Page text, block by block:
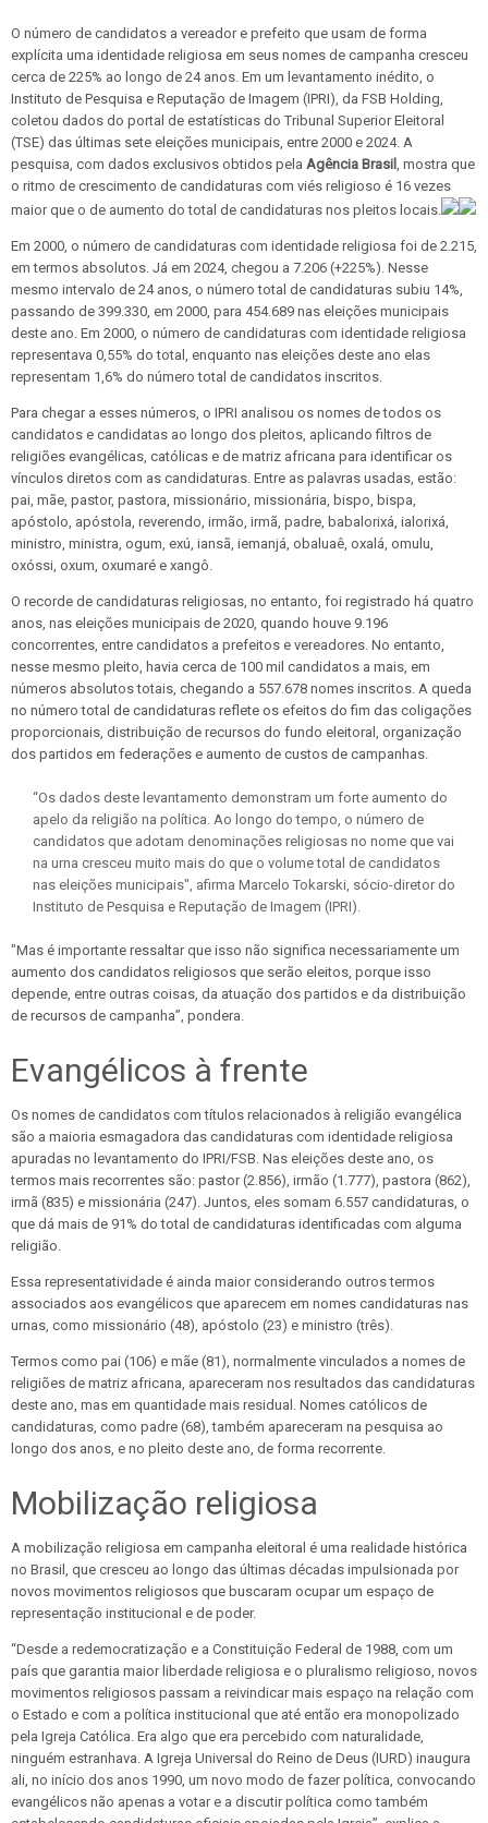
O número de candidatos a vereador e prefeito que usam de forma
explícita uma identidade religiosa em seus nomes de campanha cresceu
cerca de 225% ao longo de 24 anos. Em um levantamento inédito, o
Instituto de Pesquisa e Reputação de Imagem (IPRI), da FSB Holding,
coletou dados do portal de estatísticas do Tribunal Superior Eleitoral
(TSE) das últimas sete eleições municipais, entre 2000 e 2024. A
pesquisa, com dados exclusivos obtidos pela Agência Brasil , mostra que
o ritmo de crescimento de candidaturas com viés religioso é 16 vezes
maior que o de aumento do total de candidaturas nos pleitos locais.
Em 2000, o número de candidaturas com identidade religiosa foi de 2.215,
em termos absolutos. Já em 2024, chegou a 7.206 (+225%). Nesse
mesmo intervalo de 24 anos, o número total de candidaturas subiu 14%,
passando de 399.330, em 2000, para 454.689 nas eleições municipais
deste ano. Em 2000, o número de candidaturas com identidade religiosa
representava 0,55% do total, enquanto nas eleições deste ano elas
representam 1,6% do número total de candidatos inscritos.
Para chegar a esses números, o IPRI analisou os nomes de todos os
candidatos e candidatas ao longo dos pleitos, aplicando filtros de
religiões evangélicas, católicas e de matriz africana para identificar os
vínculos diretos com as candidaturas. Entre as palavras usadas, estão:
pai, mãe, pastor, pastora, missionário, missionária, bispo, bispa,
apóstolo, apóstola, reverendo, irmão, irmã, padre, babalorixá, ialorixá,
ministro, ministra, ogum, exú, iansã, iemanjá, obaluaê, oxalá, omulu,
oxóssi, oxum, oxumaré e xangô.
O recorde de candidaturas religiosas, no entanto, foi registrado há quatro
anos, nas eleições municipais de 2020, quando houve 9.196
concorrentes, entre candidatos a prefeitos e vereadores. No entanto,
nesse mesmo pleito, havia cerca de 100 mil candidatos a mais, em
números absolutos totais, chegando a 557.678 nomes inscritos. A queda
no número total de candidaturas reflete os efeitos do fim das coligações
proporcionais, distribuição de recursos do fundo eleitoral, organização
dos partidos em federações e aumento de custos de campanhas.
“Os dados deste levantamento demonstram um forte aumento do
apelo da religião na política. Ao longo do tempo, o número de
candidatos que adotam denominações religiosas no nome que vai
na urna cresceu muito mais do que o volume total de candidatos
nas eleições municipais", afirma Marcelo Tokarski, sócio-diretor do
Instituto de Pesquisa e Reputação de Imagem (IPRI).
"Mas é importante ressaltar que isso não significa necessariamente um
aumento dos candidatos religiosos que serão eleitos, porque isso
depende, entre outras coisas, da atuação dos partidos e da distribuição
de recursos de campanha”, pondera.
Evangélicos à frente
Os nomes de candidatos com títulos relacionados à religião evangélica
são a maioria esmagadora das candidaturas com identidade religiosa
apuradas no levantamento do IPRI/FSB. Nas eleições deste ano, os
termos mais recorrentes são: pastor (2.856), irmão (1.777), pastora (862),
irmã (835) e missionária (247). Juntos, eles somam 6.557 candidaturas, o
que dá mais de 91% do total de candidaturas identificadas com alguma
religião.
Essa representatividade é ainda maior considerando outros termos
associados aos evangélicos que aparecem em nomes candidaturas nas
urnas, como missionário (48), apóstolo (23) e ministro (três).
Termos como pai (106) e mãe (81), normalmente vinculados a nomes de
religiões de matriz africana, apareceram nos resultados das candidaturas
deste ano, mas em quantidade mais residual. Nomes católicos de
candidaturas, como padre (68), também apareceram na pesquisa ao
longo dos anos, e no pleito deste ano, de forma recorrente.
Mobilização religiosa
A mobilização religiosa em campanha eleitoral é uma realidade histórica
no Brasil, que cresceu ao longo das últimas décadas impulsionada por
novos movimentos religiosos que buscaram ocupar um espaço de
representação institucional e de poder.
“Desde a redemocratização e a Constituição Federal de 1988, com um
país que garantia maior liberdade religiosa e o pluralismo religioso, novos
movimentos religiosos passam a reivindicar mais espaço na relação com
o Estado e com a política institucional que até então era monopolizado
pela Igreja Católica. Era algo que era percebido com naturalidade,
ninguém estranhava. A Igreja Universal do Reino de Deus (IURD) inaugura
ali, no início dos anos 1990, um novo modo de fazer política, convocando
evangélicos não apenas a votar e a discutir política como também